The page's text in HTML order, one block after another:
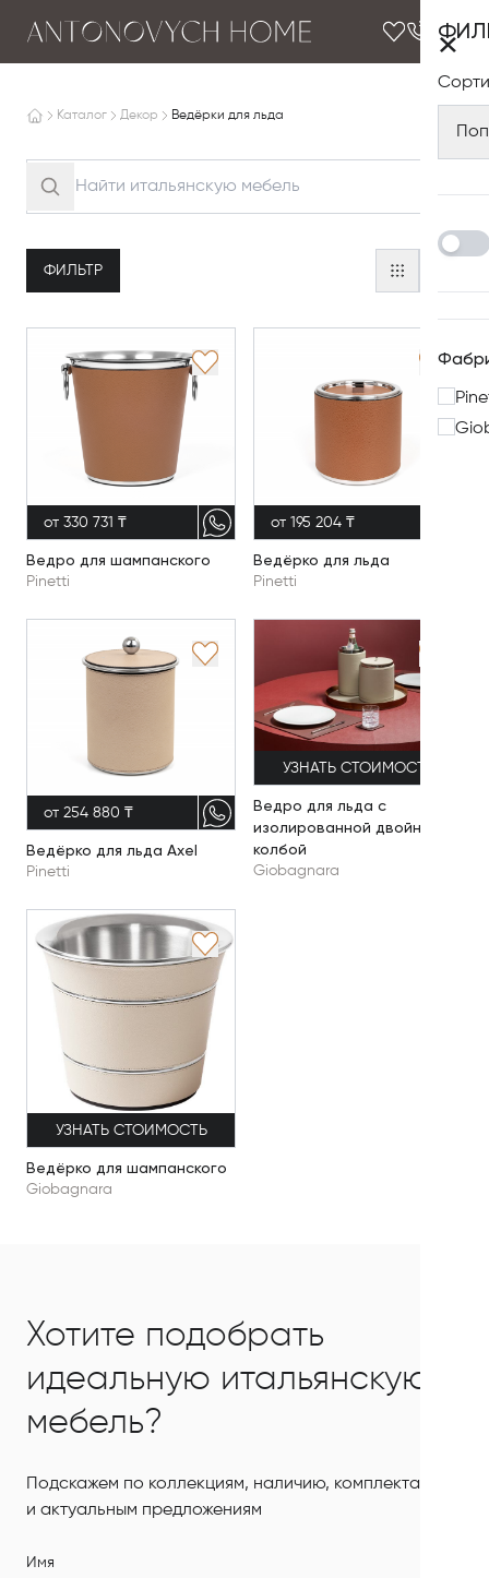
Каталог Декор Ведёрки для льда
ФИЛЬТР
×
от 330 731 ₸
Ведро для шампанского
Pinetti
от 195 204 ₸
Ведёрко для льда
Pinetti
от 254 880 ₸
Ведёрко для льда Axel
Pinetti
УЗНАТЬ СТОИМОСТЬ
Ведро для льда с
изолированной двойной
колбой
Giobagnara
УЗНАТЬ СТОИМОСТЬ
Ведёрко для шампанского
Giobagnara
Хотите подобрать
идеальную итальянскую
мебель?
Подскажем по коллекциям, наличию, комплектации
и актуальным предложениям
Имя